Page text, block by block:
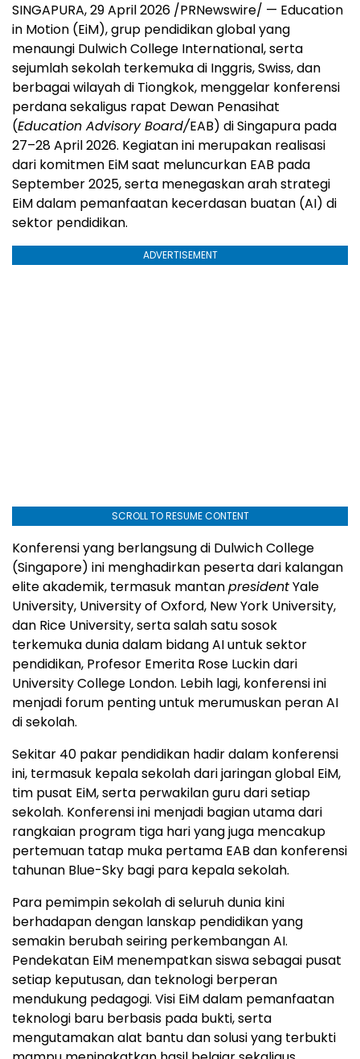
SINGAPURA, 29 April 2026 /PRNewswire/ — Education
in Motion (EiM), grup pendidikan global yang
menaungi Dulwich College International, serta
sejumlah sekolah terkemuka di Inggris, Swiss, dan
berbagai wilayah di Tiongkok, menggelar konferensi
perdana sekaligus rapat Dewan Penasihat
(Education Advisory Board/EAB) di Singapura pada
27–28 April 2026. Kegiatan ini merupakan realisasi
dari komitmen EiM saat meluncurkan EAB pada
September 2025, serta menegaskan arah strategi
EiM dalam pemanfaatan kecerdasan buatan (AI) di
sektor pendidikan.
ADVERTISEMENT
SCROLL TO RESUME CONTENT
Konferensi yang berlangsung di Dulwich College
(Singapore) ini menghadirkan peserta dari kalangan
elite akademik, termasuk mantanpresidentYale
University, University of Oxford, New York University,
dan Rice University, serta salah satu sosok
terkemuka dunia dalam bidang AI untuk sektor
pendidikan, Profesor Emerita Rose Luckin dari
University College London. Lebih lagi, konferensi ini
menjadi forum penting untuk merumuskan peran AI
di sekolah.
Sekitar 40 pakar pendidikan hadir dalam konferensi
ini, termasuk kepala sekolah dari jaringan global EiM,
tim pusat EiM, serta perwakilan guru dari setiap
sekolah. Konferensi ini menjadi bagian utama dari
rangkaian program tiga hari yang juga mencakup
pertemuan tatap muka pertama EAB dan konferensi
tahunan Blue-Sky bagi para kepala sekolah.
Para pemimpin sekolah di seluruh dunia kini
berhadapan dengan lanskap pendidikan yang
semakin berubah seiring perkembangan AI.
Pendekatan EiM menempatkan siswa sebagai pusat
setiap keputusan, dan teknologi berperan
mendukung pedagogi. Visi EiM dalam pemanfaatan
teknologi baru berbasis pada bukti, serta
mengutamakan alat bantu dan solusi yang terbukti